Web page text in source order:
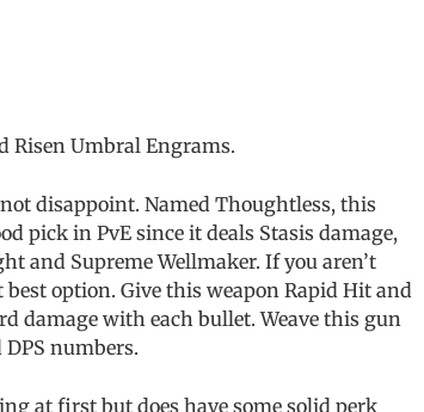
Risen Umbral Engrams.
disappoint. Named Thoughtless, this
pick in PvE since it deals Stasis damage,
and Supreme Wellmaker. If you aren’t
option. Give this weapon Rapid Hit and
damage with each bullet. Weave this gun
numbers.
at first but does have some solid perk